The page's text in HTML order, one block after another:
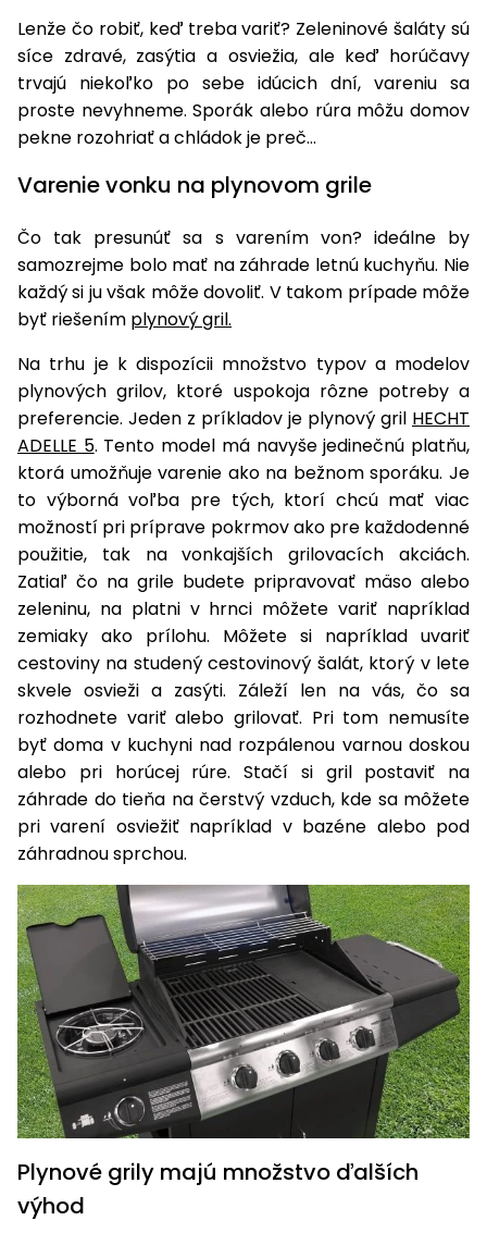
Náhradné
nože
Vidly
dreva
Drviče
vetiev
vysávače
na lístie
Záhradné
Fúriky
Rozmetadlá
a posypové
vozíky
Čerpadlá
a
vodárne
Vysokotlakové
umývačky
Zametacie
stroje
Snežné
frézy
Odhŕňače
a lopaty
na sneh
Postrekovače
a rosiče
Príslušenstvo
boxy
rastlín
Záhradné
koše
obrubníky
Tieniace
textílie
Odpudzovače
Príslušenstvo
stoly
Vibračné
dosky
Transportéry
Rezačky
betón
Meracie
prístroje
Nabíjačky
autobatérií
Vykurovanie
Navijaky
Príslušenstvo
Bagre
Seniorské
vozíky
Prilby
Lenže čo robiť, keď treba variť? Zeleninové šaláty sú
síce zdravé, zasýtia a osviežia, ale keď horúčavy
trvajú niekoľko po sebe idúcich dní, vareniu sa
proste nevyhneme. Sporák alebo rúra môžu domov
pekne rozohriať a chládok je preč...
Varenie vonku na plynovom grile
Čo tak presunúť sa s varením von? ideálne by
samozrejme bolo mať na záhrade letnú kuchyňu. Nie
každý si ju však môže dovoliť. V takom prípade môže
byť riešením plynový gril.
Na trhu je k dispozícii množstvo typov a modelov
plynových grilov, ktoré uspokoja rôzne potreby a
preferencie. Jeden z príkladov je plynový gril HECHT
ADELLE 5. Tento model má navyše jedinečnú platňu,
ktorá umožňuje varenie ako na bežnom sporáku. Je
to výborná voľba pre tých, ktorí chcú mať viac
možností pri príprave pokrmov ako pre každodenné
použitie, tak na vonkajších grilovacích akciách.
Zatiaľ čo na grile budete pripravovať mäso alebo
zeleninu, na platni v hrnci môžete variť napríklad
zemiaky ako prílohu. Môžete si napríklad uvariť
cestoviny na studený cestovinový šalát, ktorý v lete
skvele osvieži a zasýti. Záleží len na vás, čo sa
rozhodnete variť alebo grilovať. Pri tom nemusíte
byť doma v kuchyni nad rozpálenou varnou doskou
alebo pri horúcej rúre. Stačí si gril postaviť na
záhrade do tieňa na čerstvý vzduch, kde sa môžete
pri varení osviežiť napríklad v bazéne alebo pod
záhradnou sprchou.
Plynové grily majú množstvo ďalších
výhod